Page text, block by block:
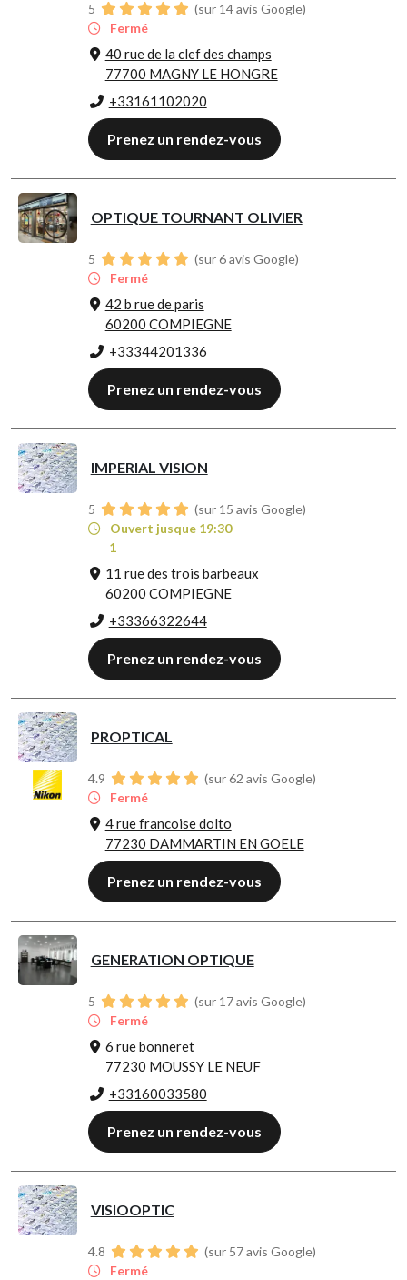
5
(sur 14 avis Google)
Fermé
40 rue de la clef des champs
77700 MAGNY LE HONGRE
+33161102020
Prenez un rendez-vous
OPTIQUE TOURNANT OLIVIER
5
(sur 6 avis Google)
Fermé
42 b rue de paris
60200 COMPIEGNE
+33344201336
Prenez un rendez-vous
IMPERIAL VISION
5
(sur 15 avis Google)
Ouvert jusque 19:30
1
11 rue des trois barbeaux
60200 COMPIEGNE
+33366322644
Prenez un rendez-vous
PROPTICAL
4.9
(sur 62 avis Google)
Fermé
4 rue francoise dolto
77230 DAMMARTIN EN GOELE
Prenez un rendez-vous
GENERATION OPTIQUE
5
(sur 17 avis Google)
Fermé
6 rue bonneret
77230 MOUSSY LE NEUF
+33160033580
Prenez un rendez-vous
VISIOOPTIC
4.8
(sur 57 avis Google)
Fermé